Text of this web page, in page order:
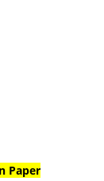
Paper